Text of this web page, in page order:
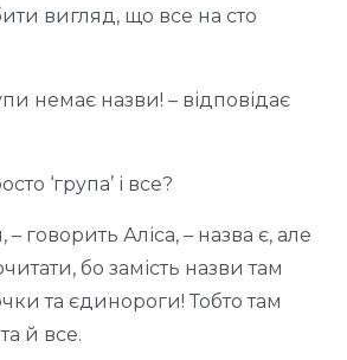
вигляд, що все на сто
немає назви! – відповідає
‘група’ і все?
– говорить Аліса, – назва є, але
бо замість назви там
та єдинороги! Тобто там
й все.